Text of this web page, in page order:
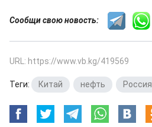
Сообщи свою новость:
URL: https://www.vb.kg/419569
Теги: Китай нефть Россия